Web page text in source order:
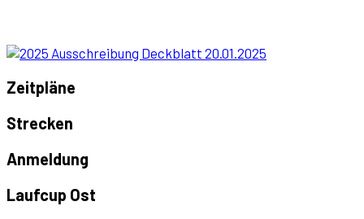
Zeitpläne
Strecken
Anmeldung
Laufcup Ost